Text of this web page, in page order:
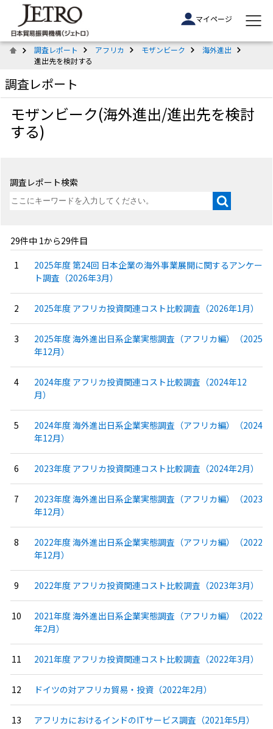
マイページ
調査レポート アフリカ モザンビーク
海外進出
進出先を検討する
調査レポート
モザンビーク(海外進出/進出先を検討
する)
調査レポート検索
29件中 1から29件目
2025年度 第24回 日本企業の海外事業展開に関するアンケー
ト調査（2026年3月）
2025年度 アフリカ投資関連コスト比較調査（2026年1月）
2025年度 海外進出日系企業実態調査（アフリカ編）（2025
年12月）
2024年度 アフリカ投資関連コスト比較調査（2024年12
月）
2024年度 海外進出日系企業実態調査（アフリカ編）（2024
年12月）
2023年度 アフリカ投資関連コスト比較調査（2024年2月）
2023年度 海外進出日系企業実態調査（アフリカ編）（2023
年12月）
2022年度 海外進出日系企業実態調査（アフリカ編）（2022
年12月）
2022年度 アフリカ投資関連コスト比較調査（2023年3月）
2021年度 海外進出日系企業実態調査（アフリカ編）（2022
年2月）
2021年度 アフリカ投資関連コスト比較調査（2022年3月）
ドイツの対アフリカ貿易・投資（2022年2月）
アフリカにおけるインドのITサービス調査（2021年5月）